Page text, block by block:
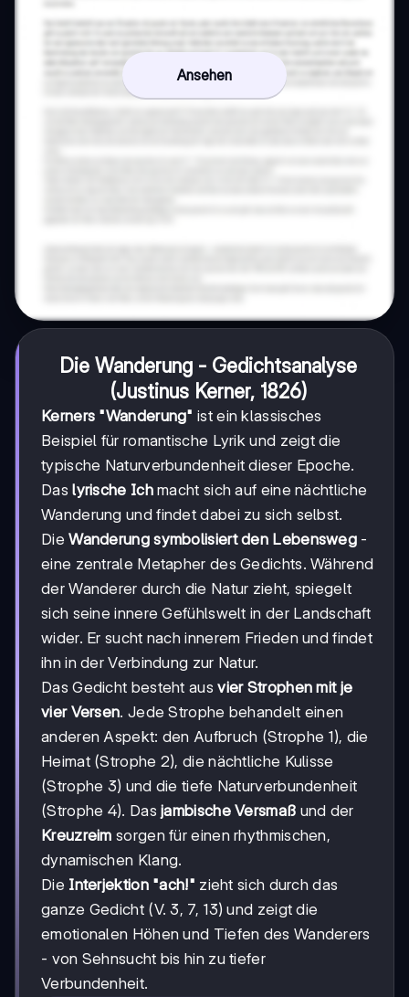
Ansehen
Die Wanderung - Gedichtsanalyse
(Justinus Kerner, 1826)
Kerners "Wanderung" ist ein klassisches
Beispiel für romantische Lyrik und zeigt die
typische Naturverbundenheit dieser Epoche.
Daslyrische Ichmacht sich auf eine nächtliche
Wanderung und findet dabei zu sich selbst.
DieWanderung symbolisiert den Lebensweg -
eine zentrale Metapher des Gedichts. Während
der Wanderer durch die Natur zieht, spiegelt
sich seine innere Gefühlswelt in der Landschaft
wider. Er sucht nach innerem Frieden und findet
ihn in der Verbindung zur Natur.
Das Gedicht besteht ausvier Strophen mit je
vier Versen. Jede Strophe behandelt einen
anderen Aspekt: den Aufbruch (Strophe 1), die
Heimat (Strophe 2), die nächtliche Kulisse
(Strophe 3) und die tiefe Naturverbundenheit
(Strophe 4). Dasjambische Versmaß und der
Kreuzreim sorgen für einen rhythmischen,
dynamischen Klang.
Die Interjektion "ach!" zieht sich durch das
ganze Gedicht (V. 3, 7, 13) und zeigt die
emotionalen Höhen und Tiefen des Wanderers
- von Sehnsucht bis hin zu tiefer
Verbundenheit.